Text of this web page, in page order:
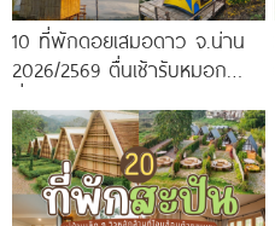
10 ที่พักดอยเสมอดาว จ.น่าน
2026/2569 ตื่นเช้ารับหมอก
ร้อย